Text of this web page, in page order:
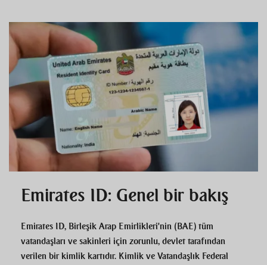
Emirates ID: Genel bir bakış
Emirates ID, Birleşik Arap Emirlikleri'nin (BAE) tüm
vatandaşları ve sakinleri için zorunlu, devlet tarafından
verilen bir kimlik kartıdır. Kimlik ve Vatandaşlık Federal